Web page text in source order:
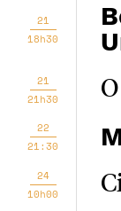
21
18h30
21
21h30
22
21:30
24
10h00